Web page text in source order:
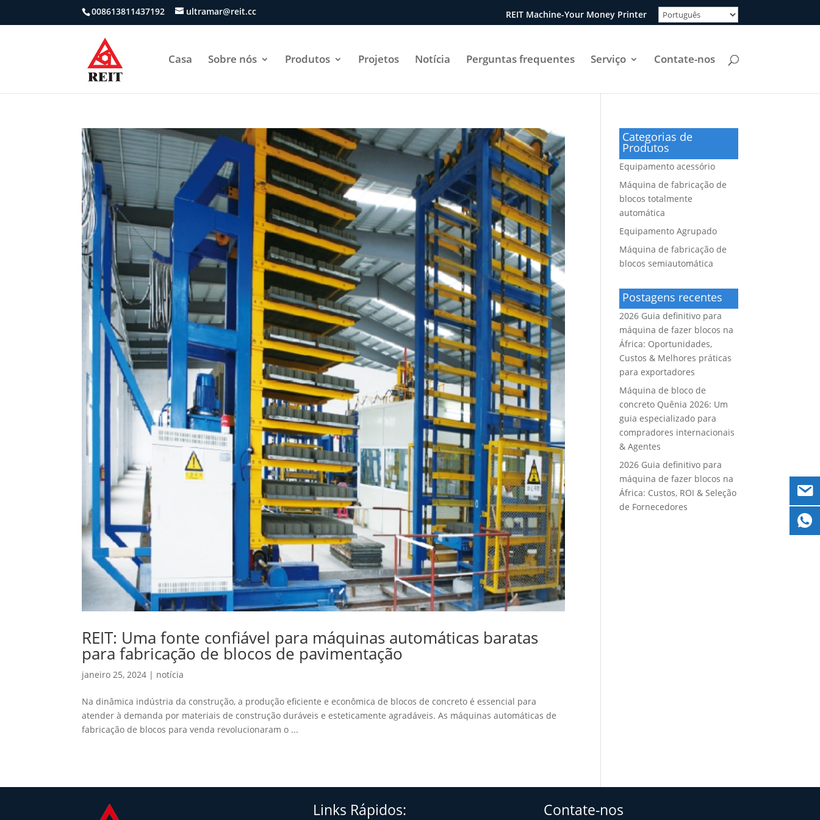
008613811437192 ultramar@reit.cc REIT Machine-Your Money Printer
Casa Sobre nós Produtos Projetos Notícia Perguntas frequentes Serviço Contate-nos
REIT: Uma fonte confiável para máquinas automáticas baratas
para fabricação de blocos de pavimentação
janeiro 25, 2024 | notícia
Na dinâmica indústria da construção, a produção eficiente e econômica de blocos de concreto é essencial para
atender à demanda por materiais de construção duráveis ​​e esteticamente agradáveis. As máquinas automáticas de
fabricação de blocos para venda revolucionaram o ...
Categorias de
Produtos
Equipamento acessório
Máquina de fabricação de
blocos totalmente
automática
Equipamento Agrupado
Máquina de fabricação de
blocos semiautomática
Postagens recentes
2026 Guia definitivo para
máquina de fazer blocos na
África: Oportunidades,
Custos & Melhores práticas
para exportadores
Máquina de bloco de
concreto Quênia 2026: Um
guia especializado para
compradores internacionais
& Agentes
2026 Guia definitivo para
máquina de fazer blocos na
África: Custos, ROI & Seleção
de Fornecedores
Links Rápidos: Contate-nos